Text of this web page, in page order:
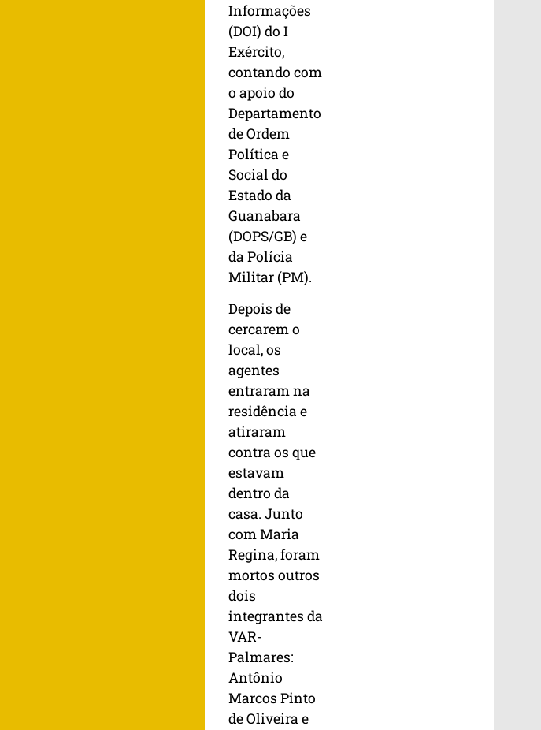
Informações
(DOI) do I
Exército,
contando com
o apoio do
Departamento
de Ordem
Política e
Social do
Estado da
Guanabara
(DOPS/GB) e
da Polícia
Militar (PM).
Depois de
cercarem o
local, os
agentes
entraram na
residência e
atiraram
contra os que
estavam
dentro da
casa. Junto
com Maria
Regina, foram
mortos outros
dois
integrantes da
VAR-
Palmares:
Antônio
Marcos Pinto
de Oliveira e